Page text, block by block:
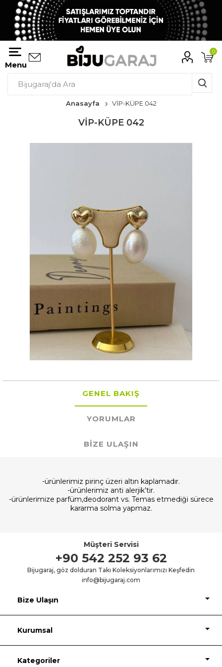
Menu
0
Anasayfa VİP-KÜPE 042
VİP-KÜPE 042
GENEL BAKIŞ
YORUMLAR
BIZE ULAŞIN
-ürünlerimiz pirinç üzeri altın kaplamadır.
-ürünlerimiz anti alerjik’tir.
-ürünlerimize parfüm,deodorant vs. Temas etmediği sürece
kararma solma yapmaz.
Müşteri Servisi
+90 542 252 93 62
Bijugaraj, göz dolduran Takı Koleksiyonlarımızı Keşfedin
info@bijugaraj.com
Bize Ulaşın
Kurumsal
Kategoriler